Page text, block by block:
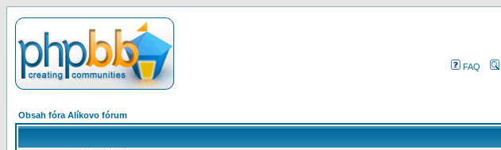
FAQ
Obsah fóra Alíkovo fórum